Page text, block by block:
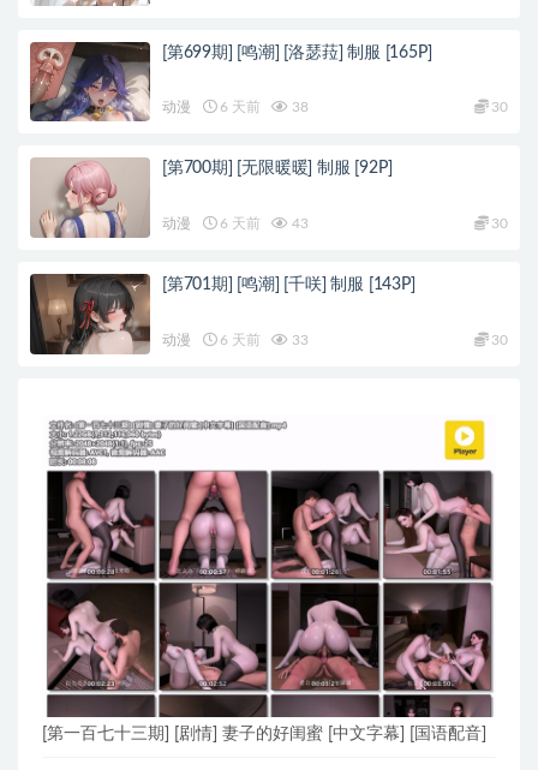
[第699期] [鸣潮] [洛瑟菈] 制服 [165P]
动漫 6 天前 38 30
[第700期] [无限暖暖] 制服 [92P]
动漫 6 天前 43 30
[第701期] [鸣潮] [千咲] 制服 [143P]
动漫 6 天前 33 30
[第一百七十三期] [剧情] 妻子的好闺蜜 [中文字幕] [国语配音]